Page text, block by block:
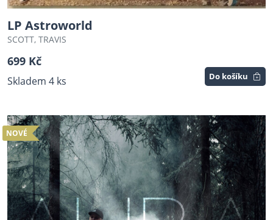
LP Astroworld
SCOTT, TRAVIS
699 Kč
Skladem 4 ks Do košíku
NOVÉ